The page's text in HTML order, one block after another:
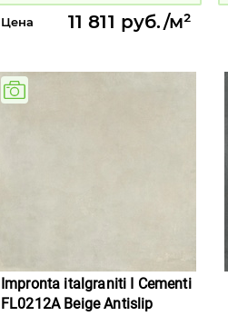
Цена 11 811 руб./м²
Impronta italgraniti I Cementi
FL0212A Beige Antislip